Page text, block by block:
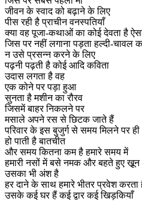
जीवन के स्वाद को बढ़ाने के लिए
पीस रही है प्राचीन वनस्पतियाँ
क्या वह पूजा-कथाओं का कोई देवता है
जिस पर नहीं लगाना पड़ता हल्दी-चावल
न उसे प्रसन्न करने के लिए
पढ़नी पढ़ती है कोई आदि कविता
उदास लगता है वह
एक कोने पर पड़ा हुआ
सुनता है मशीन का रौरव
जिसमें बाहर निकलने पर
मसाले अपने रस से छिटक जाते हैं
परिवार के इस बुजुर्ग से समय मिलने पर ही
हो पाती है बातचीत
और समय कितना कम है हमारे समय में
हमारी नसों में बसे नमक और बहते हुए खू़न
उसका भी अंश है
हर दाने के साथ हमारे भीतर प्रवेश करता
उसके कई घर हैं कई द्वार कई खिड़कियाँ